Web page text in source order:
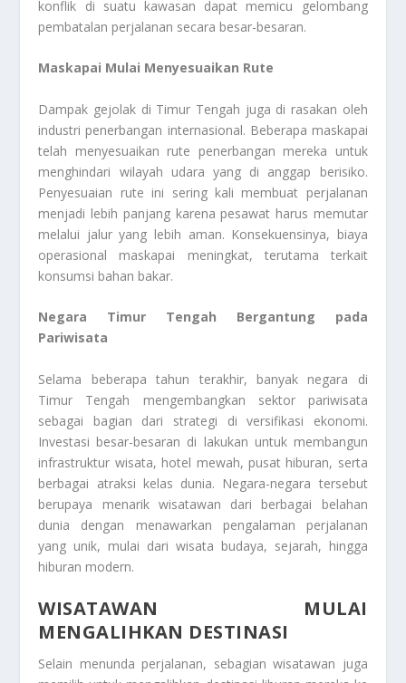
konflik di suatu kawasan dapat memicu gelombang
pembatalan perjalanan secara besar-besaran.
Maskapai Mulai Menyesuaikan Rute
Dampak gejolak di Timur Tengah juga di rasakan oleh
industri penerbangan internasional. Beberapa maskapai
telah menyesuaikan rute penerbangan mereka untuk
menghindari wilayah udara yang di anggap berisiko.
Penyesuaian rute ini sering kali membuat perjalanan
menjadi lebih panjang karena pesawat harus memutar
melalui jalur yang lebih aman. Konsekuensinya, biaya
operasional maskapai meningkat, terutama terkait
konsumsi bahan bakar.
Negara Timur Tengah Bergantung pada
Pariwisata
Selama beberapa tahun terakhir, banyak negara di
Timur Tengah mengembangkan sektor pariwisata
sebagai bagian dari strategi di versifikasi ekonomi.
Investasi besar-besaran di lakukan untuk membangun
infrastruktur wisata, hotel mewah, pusat hiburan, serta
berbagai atraksi kelas dunia. Negara-negara tersebut
berupaya menarik wisatawan dari berbagai belahan
dunia dengan menawarkan pengalaman perjalanan
yang unik, mulai dari wisata budaya, sejarah, hingga
hiburan modern.
WISATAWAN MULAI
MENGALIHKAN DESTINASI
Selain menunda perjalanan, sebagian wisatawan juga